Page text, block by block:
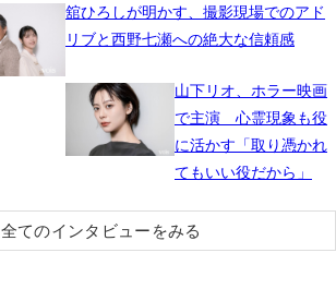
舘ひろしが明かす、撮影現場でのアド
リブと西野七瀬への絶大な信頼感
山下リオ、ホラー映画
で主演 心霊現象も役
に活かす「取り憑かれ
てもいい役だから」
全てのインタビューをみる